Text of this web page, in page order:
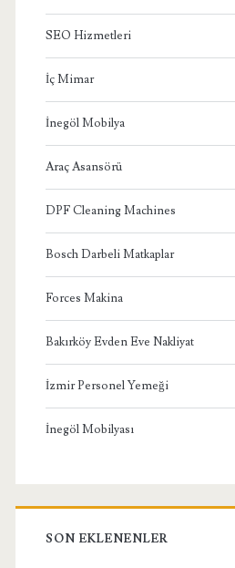
SEO Hizmetleri
İç Mimar
İnegöl Mobilya
Araç Asansörü
DPF Cleaning Machines
Bosch Darbeli Matkaplar
Forces Makina
Bakırköy Evden Eve Nakliyat
İzmir Personel Yemeği
İnegöl Mobilyası
SON EKLENENLER